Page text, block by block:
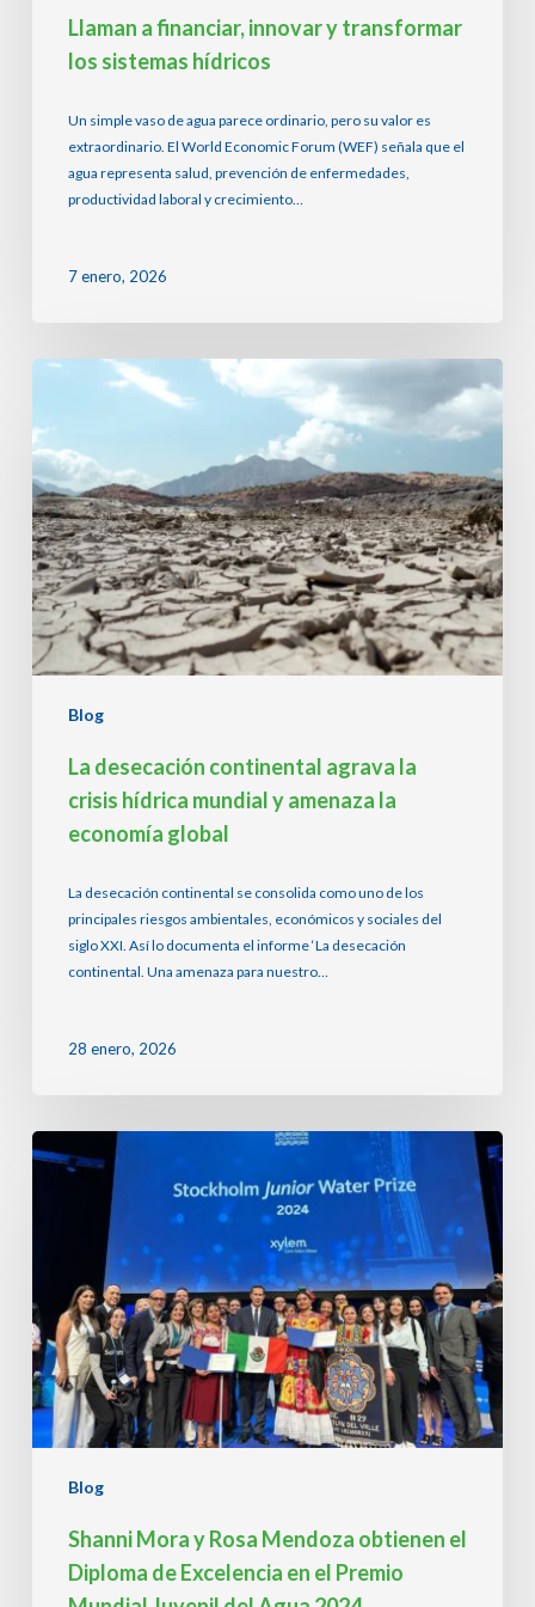
Llaman a financiar, innovar y transformar
los sistemas hídricos
Un simple vaso de agua parece ordinario, pero su valor es
extraordinario. El World Economic Forum (WEF) señala que el
agua representa salud, prevención de enfermedades,
productividad laboral y crecimiento…
7 enero, 2026
Blog
La
continental
agrava
la
crisis
hídrica
mundial
y
amenaza
la
economía
La desecación continental agrava la
crisis hídrica mundial y amenaza la
economía global
La desecación continental se consolida como uno de los
principales riesgos ambientales, económicos y sociales del
siglo XXI. Así lo documenta el informe ‘La desecación
continental. Una amenaza para nuestro…
28 enero, 2026
Blog
Shanni
Mora
Mendoza
obtienen
el
Diploma
de
Excelencia
en
el
Mundial
Agua
Shanni Mora y Rosa Mendoza obtienen el
Diploma de Excelencia en el Premio